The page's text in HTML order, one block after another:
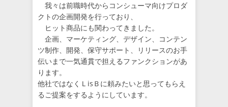
我々は前職時代からコンシューマ向けプロダ
クトの企画開発を行っており、
ヒット商品にも関わってきました。
企画、マーケティング、デザイン、コンテン
ツ制作、開発、保守サポート、リリースのお手
伝いまで一気通貫で担えるファンクションがあ
ります。
他社ではなくＬisＢに頼みたいと思ってもらえ
るご提案をするようにしています。